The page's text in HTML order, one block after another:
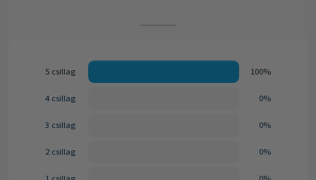
5 csillag 100%
4 csillag 0%
3 csillag 0%
2 csillag 0%